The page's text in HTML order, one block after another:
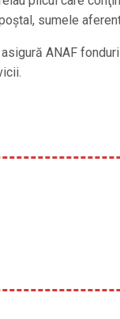
sumele
ANAF